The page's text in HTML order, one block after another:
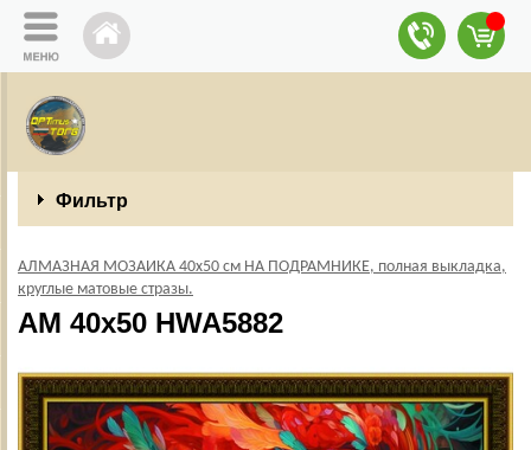
Фильтр
АЛМАЗНАЯ МОЗАИКА 40х50 см НА ПОДРАМНИКЕ, полная выкладка,
круглые матовые стразы.
AM 40х50 HWA5882